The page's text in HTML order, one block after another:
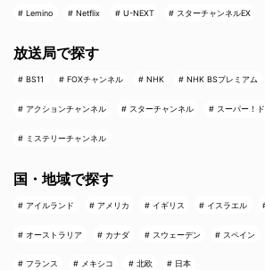
Lemino Netflix U-NEXT スターチャンネルEX
放送局で探す
BS11 FOXチャンネル NHK NHK BSプレミアム
アクションチャンネル スターチャンネル スーパー！
ミステリーチャンネル
国・地域で探す
アイルランド アメリカ イギリス イスラエル
オーストラリア カナダ スウェーデン スペイン
フランス メキシコ 北欧 日本